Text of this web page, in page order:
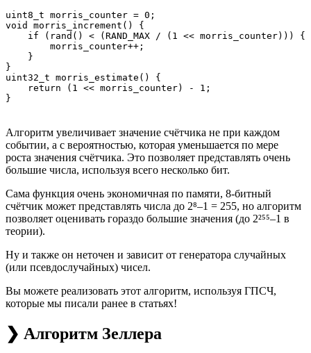
uint8_t morris_counter = 0;
void morris_increment() {
    if (rand() < (RAND_MAX / (1 << morris_counter))) {
        morris_counter++;
    }
}
uint32_t morris_estimate() {
    return (1 << morris_counter) - 1;
Алгоритм увеличивает значение счётчика не при каждом
событии, а с вероятностью, которая уменьшается по мере
роста значения счётчика. Это позволяет представлять очень
большие числа, используя всего несколько бит.
Сама функция очень экономичная по памяти, 8-битный
счётчик может представлять числа до 2⁸–1 = 255, но алгоритм
позволяет оценивать гораздо большие значения (до 2²⁵⁵–1 в
теории).
Ну и также он неточен и зависит от генератора случайных
(или псевдослучайных) чисел.
Вы можете реализовать этот алгоритм, используя ГПСЧ,
которые мы писали ранее в статьях!
❯ Алгоритм Зеллера